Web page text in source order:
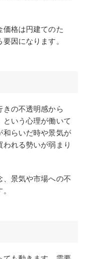
価格は円建てのた
因になります。
の不透明感から
という心理が働いて
和らいだ時や景気が
れる勢いが弱まり
、景気や市場への不